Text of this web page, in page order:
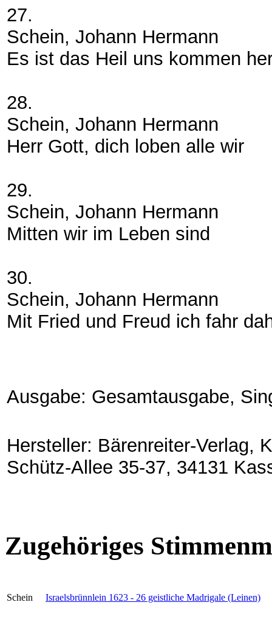
27.
Schein, Johann Hermann
Es ist das Heil uns kommen
28.
Schein, Johann Hermann
Herr Gott, dich loben alle wir
29.
Schein, Johann Hermann
Mitten wir im Leben sind
30.
Schein, Johann Hermann
Mit Fried und Freud ich fahr
Ausgabe: Gesamtausgabe,
Hersteller: Bärenreiter-Verlag,
Schütz-Allee 35-37, 34131
Zugehöriges
Schein Israelsbrünnlein 1623 - 26 geistliche Madrigale (Leinen)